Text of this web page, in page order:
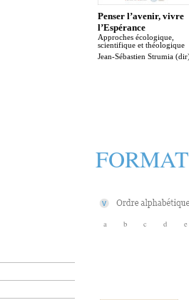
Penser l’avenir, vivre
l’Espérance
Approches écologique,
scientifique et théologique
Jean-Sébastien Strumia
a b c d e